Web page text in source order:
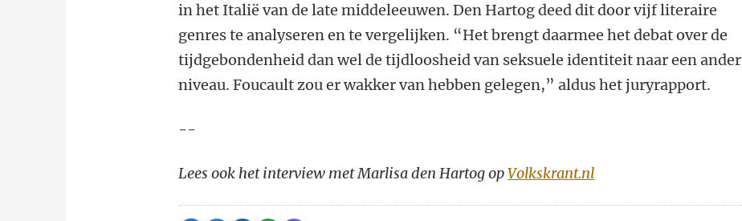
in het Italië van de late middeleeuwen. Den Hartog deed dit door vijf literaire
genres te analyseren en te vergelijken. “Het brengt daarmee het debat over de
tijdgebondenheid dan wel de tijdloosheid van seksuele identiteit naar een ander
niveau. Foucault zou er wakker van hebben gelegen,” aldus het juryrapport.
--
Lees ook het interview met Marlisa den Hartog opVolkskrant.nl